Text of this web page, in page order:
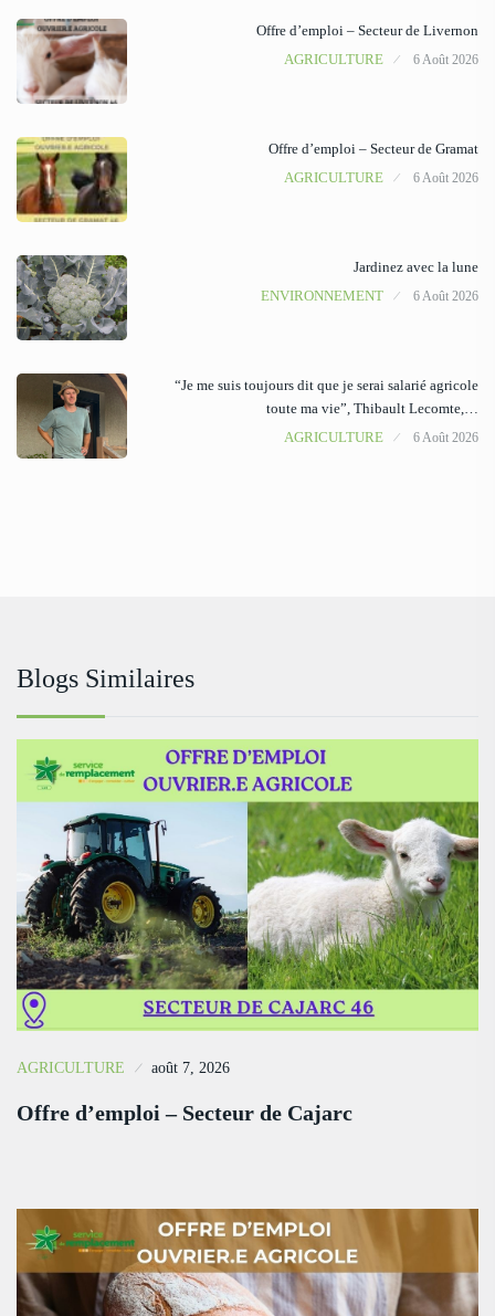
Offre d’emploi – Secteur de Livernon
AGRICULTURE
6 Août 2026
Offre d’emploi – Secteur de Gramat
AGRICULTURE
6 Août 2026
Jardinez avec la lune
ENVIRONNEMENT
6 Août 2026
“Je me suis toujours dit que je serai salarié agricole
toute ma vie”, Thibault Lecomte,…
AGRICULTURE
6 Août 2026
Blogs Similaires
AGRICULTURE août 7, 2026
Offre d’emploi – Secteur de Cajarc